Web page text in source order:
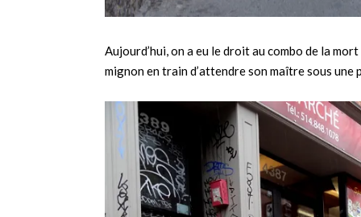
Aujourd’hui, on a eu le droit au combo de la
mignon en train d’attendre son maître sous